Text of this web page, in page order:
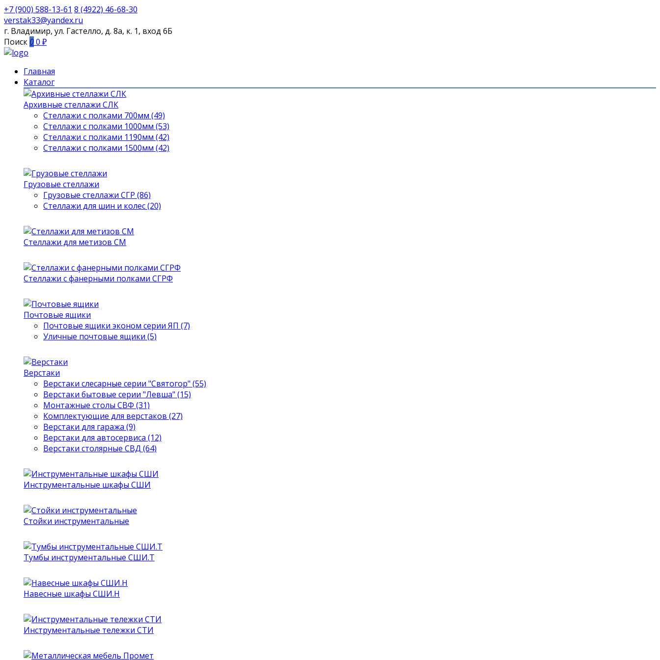
+7 (900) 588-13-61 8 (4922) 46-68-30
verstak33@yandex.ru
г. Владимир, ул. Гастелло, д. 8а, к. 1, вход 6Б
Поиск 00 ₽
Главная
Каталог
Архивные стеллажи СЛК
Стеллажи с полками 700мм (49)
Стеллажи с полками 1000мм (53)
Стеллажи с полками 1190мм (42)
Стеллажи с полками 1500мм (42)
Грузовые стеллажи
Грузовые стеллажи СГР (86)
Стеллажи для шин и колес (20)
Стеллажи для метизов СМ
Стеллажи с фанерными полками СГРФ
Почтовые ящики
Почтовые ящики эконом серии ЯП (7)
Уличные почтовые ящики (5)
Верстаки
Верстаки слесарные серии "Святогор" (55)
Верстаки бытовые серии "Левша" (15)
Монтажные столы СВФ (31)
Комплектующие для верстаков (27)
Верстаки для гаража (9)
Верстаки для автосервиса (12)
Верстаки столярные СВД (64)
Инструментальные шкафы СШИ
Стойки инструментальные
Тумбы инструментальные СШИ.Т
Навесные шкафы СШИ.Н
Инструментальные тележки СТИ